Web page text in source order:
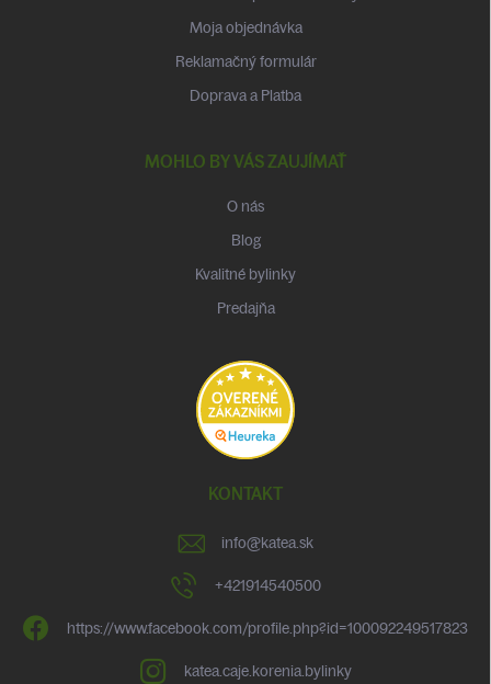
Moja objednávka
Reklamačný formulár
Doprava a Platba
MOHLO BY VÁS ZAUJÍMAŤ
O nás
Blog
Kvalitné bylinky
Predajňa
KONTAKT
info@katea.sk
+421914540500
https://www.facebook.com/profile.php?id=100092249517823
katea.caje.korenia.bylinky